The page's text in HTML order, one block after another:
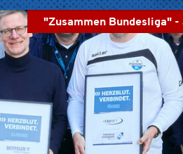
"Zusammen Bundesliga"